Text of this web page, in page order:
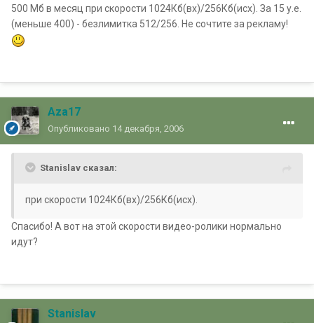
500 Мб в месяц при скорости 1024Кб(вх)/256Кб(исх). За 15 у.е.
(меньше 400) - безлимитка 512/256. Не сочтите за рекламу!
Aza17
Опубликовано 14 декабря, 2006
Stanislav сказал:
при скорости 1024Кб(вх)/256Кб(исх).
Спасибо! А вот на этой скорости видео-ролики нормально
идут?
Stanislav